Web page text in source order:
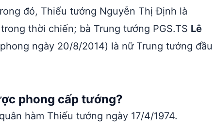
đó, Thiếu tướng Nguyễn Thị Định là
thời chiến; bà Trung tướng PGS.TS Lê
ngày 20/8/2014) là nữ Trung tướng đầu
phong cấp tướng?
hàm Thiếu tướng ngày 17/4/1974.